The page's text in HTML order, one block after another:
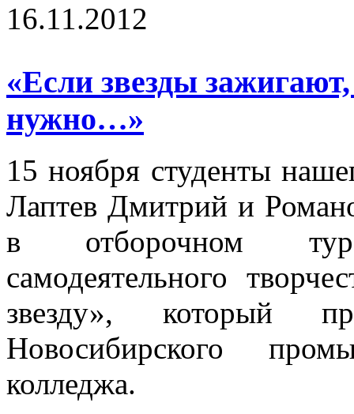
16.11.2012
«Если звезды
нужно…»
15 ноября студенты
Лаптев Дмитрий и
в отборочном
самодеятельного
звезду», который
Новосибирского
колледжа.